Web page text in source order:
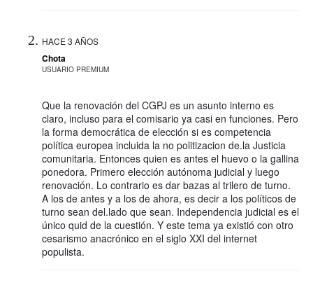
HACE 3 AÑOS
Chota
USUARIO PREMIUM
Que la renovación del CGPJ es un asunto interno es
claro, incluso para el comisario ya casi en funciones. Pero
la forma democrática de elección si es competencia
política europea incluida la no politizacion de.la Justicia
comunitaria. Entonces quien es antes el huevo o la gallina
ponedora. Primero elección autónoma judicial y luego
renovación. Lo contrario es dar bazas al trilero de turno.
A los de antes y a los de ahora, es decir a los políticos de
turno sean del.lado que sean. Independencia judicial es el
único quid de la cuestión. Y este tema ya existió con otro
cesarismo anacrónico en el siglo XXI del internet
populista.